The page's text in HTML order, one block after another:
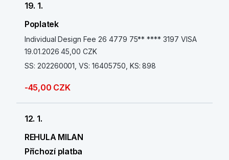
19. 1.
Poplatek
Individual Design Fee 26 4779 75** **** 3197 VISA
19.01.2026 45,00 CZK
SS: 202260001, VS: 16405750, KS: 898
-45,00 CZK
12. 1.
REHULA MILAN
Příchozí platba